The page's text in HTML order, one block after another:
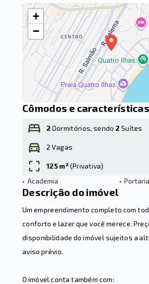
+
−
Cômodos e características
2 Dormitórios, sendo 2 Suítes
2 Vagas
125 m²(Privativa)
• Academia • Portaria
Descrição do imóvel
Um empreendimento completo com
conforto e lazer que você merece.
disponibilidade do imóvel sujeitos a
aviso prévio.
O imóvel conta também com: